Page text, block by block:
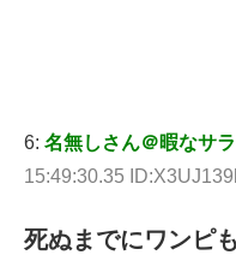
6: 名無しさん＠暇なサ
15:49:30.35
死ぬまでにワンピ